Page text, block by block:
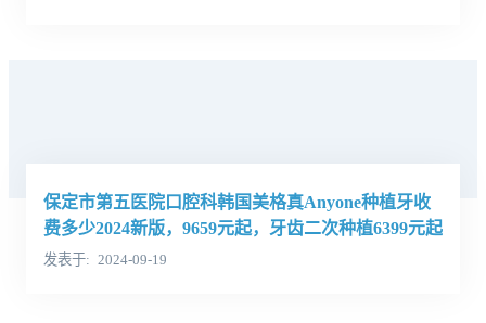
保定市第五医院口腔科韩国美格真Anyone种植牙收
费多少2024新版，9659元起，牙齿二次种植6399元起
发表于 2024-09-19